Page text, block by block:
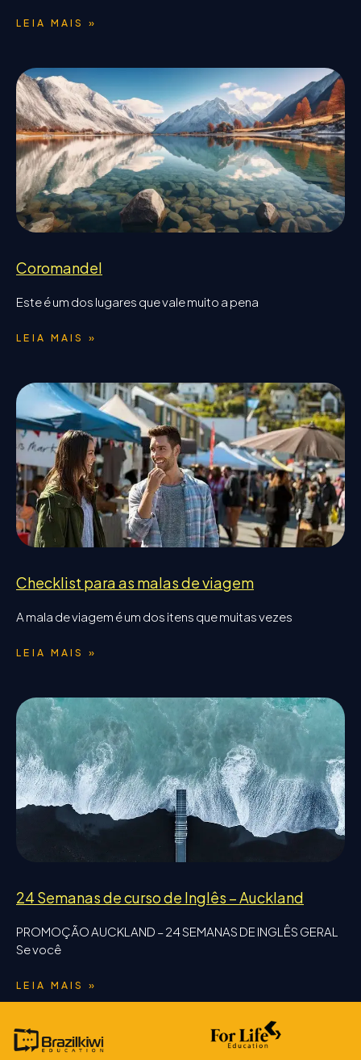
LEIA MAIS »
Coromandel
Este é um dos lugares que vale muito a pena
LEIA MAIS »
Checklist para as malas de viagem
A mala de viagem é um dos itens que muitas vezes
LEIA MAIS »
24 Semanas de curso de Inglês – Auckland
PROMOÇÃO AUCKLAND – 24 SEMANAS DE INGLÊS GERAL
Se você
LEIA MAIS »